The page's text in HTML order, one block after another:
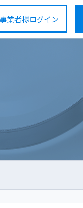
業者様ログイン